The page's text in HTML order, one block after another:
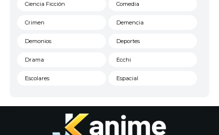
Ciencia Ficción Comedia
Crimen Demencia
Demonios Deportes
Drama Ecchi
Escolares Espacial
Historico